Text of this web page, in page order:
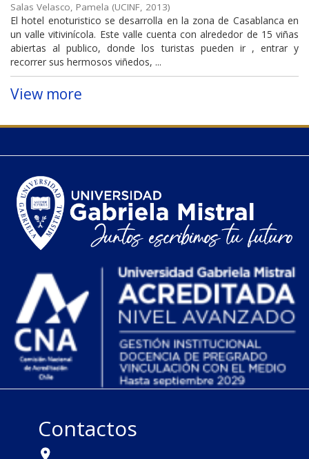
Salas Velasco, Pamela (UCINF, 2013)
El hotel enoturistico se desarrolla en la zona de Casablanca en
un valle vitivinícola. Este valle cuenta con alrededor de 15 viñas
abiertas al publico, donde los turistas pueden ir , entrar y
recorrer sus hermosos viñedos, ...
View more
Contactos